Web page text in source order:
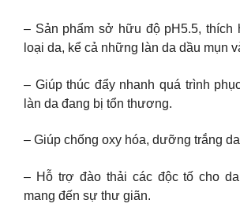
– Sản phẩm sở hữu độ pH5.5, thích
loại da, kể cả những làn da dầu mụn
– Giúp thúc đẩy nhanh quá trình
làn da đang bị tổn thương.
– Giúp chống oxy hóa, dưỡng trắng
– Hỗ trợ đào thải các độc tố cho
mang đến sự thư giãn.